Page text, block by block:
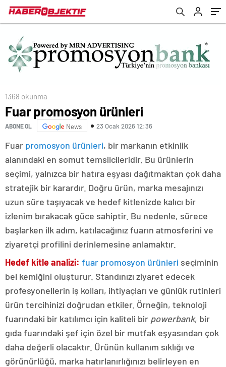
1368 okunma
Fuar promosyon ürünleri
ABONE OL News 23 Ocak 2026 12:36
Fuar promosyon ürünleri, bir markanın etkinlik
alanındaki en somut temsilcileridir. Bu ürünlerin
seçimi, yalnızca bir hatıra eşyası dağıtmaktan çok daha
stratejik bir karardır. Doğru ürün, marka mesajınızı
uzun süre taşıyacak ve hedef kitlenizde kalıcı bir
izlenim bırakacak güce sahiptir. Bu nedenle, sürece
başlarken ilk adım, katılacağınız fuarın atmosferini ve
ziyaretçi profilini derinlemesine anlamaktır.
Hedef kitle analizi: fuar promosyon ürünleri seçiminin
bel kemiğini oluşturur. Standınızı ziyaret edecek
profesyonellerin iş kolları, ihtiyaçları ve günlük rutinleri
ürün tercihinizi doğrudan etkiler. Örneğin, teknoloji
fuarındaki bir katılımcı için kaliteli bir powerbank, bir
gıda fuarındaki şef için özel bir mutfak eşyasından çok
daha değerli olacaktır. Ürünün kullanım sıklığı ve
görünürlüğü, marka hatırlanırlığınızı belirleyen en